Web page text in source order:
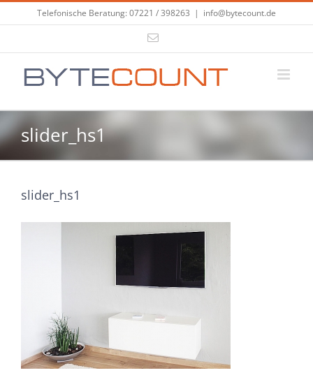
Inhalt
Telefonische Beratung: 07221 / 398263 | info@bytecount.de
E-
slider_hs1
slider_hs1